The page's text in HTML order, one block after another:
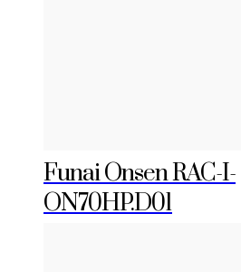
Funai Onsen RAC-I-
ON70HP.D01